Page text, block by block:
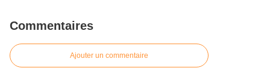
Commentaires
Ajouter un commentaire